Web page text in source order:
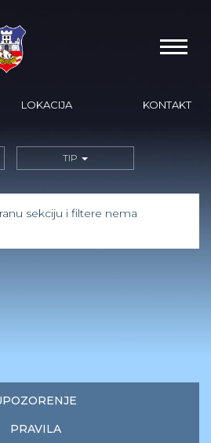
LOKACIJA KONTAKT
TIP
sekciju i filtere nema
PRAVILA